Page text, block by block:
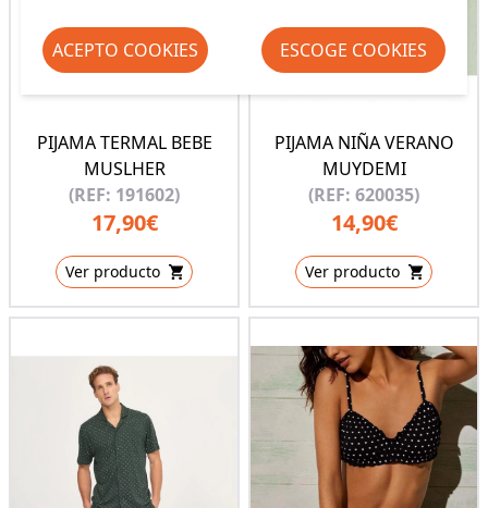
PIJAMA TERMAL BEBE
MUSLHER
(REF: 191602)
17,90€
Ver producto
PIJAMA NIÑA VERANO
MUYDEMI
(REF: 620035)
14,90€
Ver producto
ACEPTO COOKIES ESCOGE COOKIES